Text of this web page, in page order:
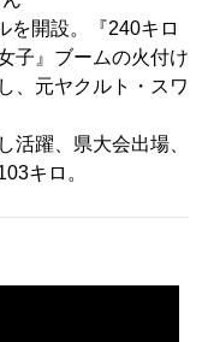
を開設。『240キロ
子』ブームの火付け
、元ヤクルト・スワ
活躍、県大会出場、
キロ。